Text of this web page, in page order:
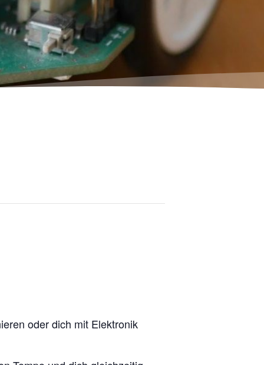
oder dich mit Elektronik